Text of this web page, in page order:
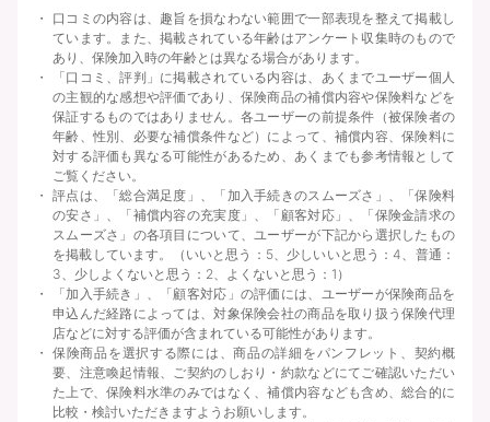
口コミの内容は、趣旨を損なわない範囲で一部表現を整えて掲載し
ています。また、掲載されている年齢はアンケート収集時のもので
あり、保険加入時の年齢とは異なる場合があります。
「口コミ、評判」に掲載されている内容は、あくまでユーザー個人
の主観的な感想や評価であり、保険商品の補償内容や保険料などを
保証するものではありません。各ユーザーの前提条件（被保険者の
年齢、性別、必要な補償条件など）によって、補償内容、保険料に
対する評価も異なる可能性があるため、あくまでも参考情報として
ご覧ください。
評点は、「総合満足度」、「加入手続きのスムーズさ」、「保険料
の安さ」、「補償内容の充実度」、「顧客対応」、「保険金請求の
スムーズさ」の各項目について、ユーザーが下記から選択したもの
を掲載しています。（いいと思う：5、少しいいと思う：4、普通：
3、少しよくないと思う：2、よくないと思う：1）
「加入手続き」、「顧客対応」の評価には、ユーザーが保険商品を
申込んだ経路によっては、対象保険会社の商品を取り扱う保険代理
店などに対する評価が含まれている可能性があります。
保険商品を選択する際には、商品の詳細をパンフレット、契約概
要、注意喚起情報、ご契約のしおり・約款などにてご確認いただい
た上で、保険料水準のみではなく、補償内容なども含め、総合的に
比較・検討いただきますようお願いします。